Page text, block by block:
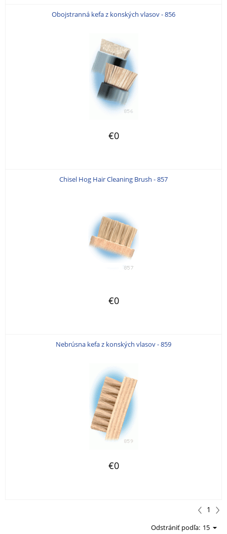
Obojstranná kefa z konských vlasov - 856
€0
Chisel Hog Hair Cleaning Brush - 857
€0
Nebrúsna kefa z konských vlasov - 859
€0
1
Odstrániť podľa: 15